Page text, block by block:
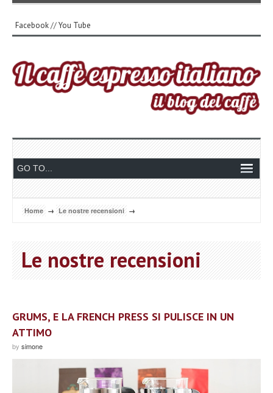
Facebook//You Tube
Home → Le nostre recensioni →
Le nostre recensioni
GRUMS, E LA FRENCH PRESS SI PULISCE IN UN
ATTIMO
by simone